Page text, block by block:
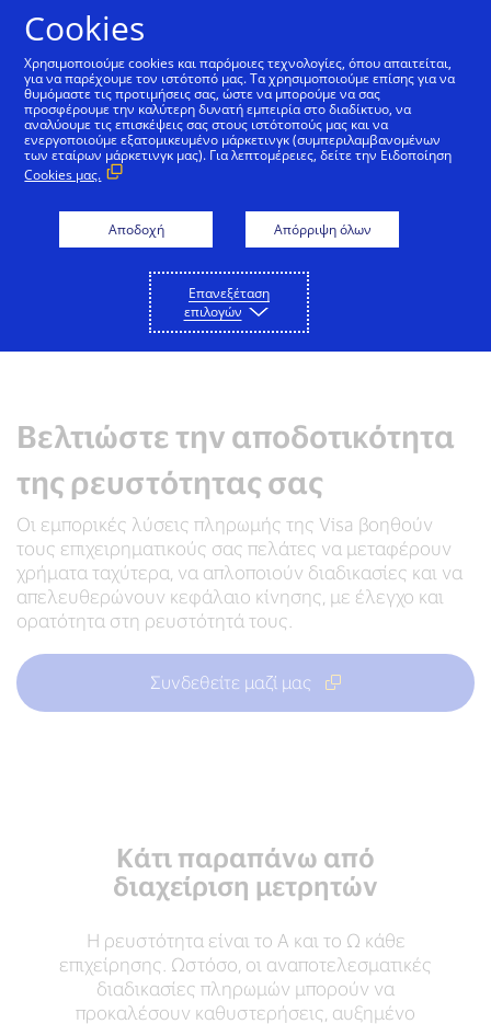
Βελτιώστε την αποδοτικότητα
της ρευστότητας σας
Οι εμπορικές λύσεις πληρωμής της Visa βοηθούν
τους επιχειρηματικούς σας πελάτες να μεταφέρουν
χρήματα ταχύτερα, να απλοποιούν διαδικασίες και να
απελευθερώνουν κεφάλαιο κίνησης, με έλεγχο και
ορατότητα στη ρευστότητά τους.
Συνδεθείτε μαζί μας
Κάτι παραπάνω από
διαχείριση μετρητών
Η ρευστότητα είναι το Α και το Ω κάθε
επιχείρησης. Ωστόσο, οι αναποτελεσματικές
διαδικασίες πληρωμών μπορούν να
προκαλέσουν καθυστερήσεις, αυξημένο
Cookies
Χρησιμοποιούμε cookies και παρόμοιες τεχνολογίες, όπου απαιτείται,
για να παρέχουμε τον ιστότοπό μας. Τα χρησιμοποιούμε επίσης για να
θυμόμαστε τις προτιμήσεις σας, ώστε να μπορούμε να σας
προσφέρουμε την καλύτερη δυνατή εμπειρία στο διαδίκτυο, να
αναλύουμε τις επισκέψεις σας στους ιστότοπούς μας και να
ενεργοποιούμε εξατομικευμένο μάρκετινγκ (συμπεριλαμβανομένων
των εταίρων μάρκετινγκ μας). Για λεπτομέρειες, δείτε την Ειδοποίηση
Cookies μας.
Αποδοχή Απόρριψη όλων
Επανεξέταση
επιλογών